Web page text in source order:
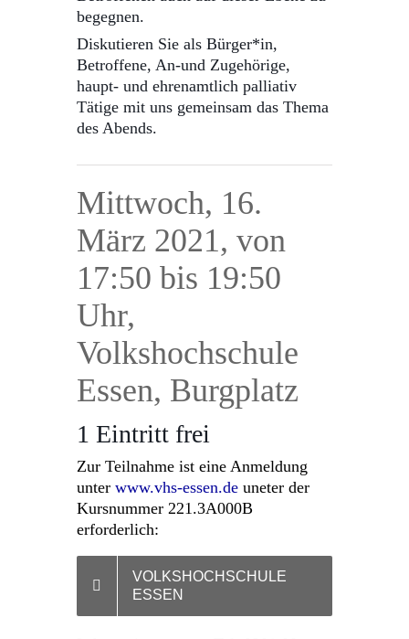
begegnen.
Diskutieren Sie als Bürger*in,
Betroffene, An-und Zugehörige,
haupt- und ehrenamtlich palliativ
Tätige mit uns gemeinsam das Thema
des Abends.
Mittwoch, 16.
März 2021, von
17:50 bis 19:50
Uhr,
Volkshochschule
Essen, Burgplatz
1 Eintritt frei
Zur Teilnahme ist eine Anmeldung
unter www.vhs-essen.de uneter der
Kursnummer 221.3A000B
erforderlich:
VOLKSHOCHSCHULE
ESSEN